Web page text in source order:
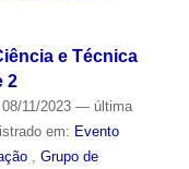
e Técnica
2
11/2023 — última
em: Evento
Grupo de